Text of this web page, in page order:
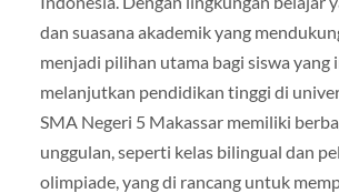
dan suasana akademik yang
menjadi pilihan utama bagi siswa yang
melanjutkan pendidikan tinggi di
SMA Negeri 5 Makassar memiliki
unggulan, seperti kelas bilingual dan
olimpiade, yang di rancang untuk